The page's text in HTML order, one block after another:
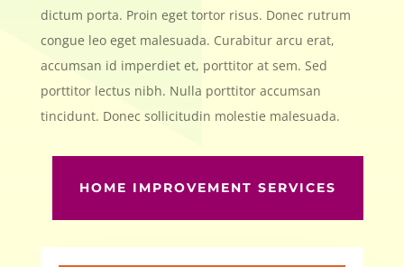
dictum porta. Proin eget tortor risus. Donec rutrum
congue leo eget malesuada. Curabitur arcu erat,
accumsan id imperdiet et, porttitor at sem. Sed
porttitor lectus nibh. Nulla porttitor accumsan
tincidunt. Donec sollicitudin molestie malesuada.
HOME IMPROVEMENT SERVICES